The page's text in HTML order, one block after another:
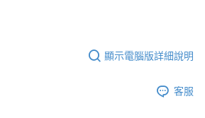
顯示電腦版詳細說明
客服